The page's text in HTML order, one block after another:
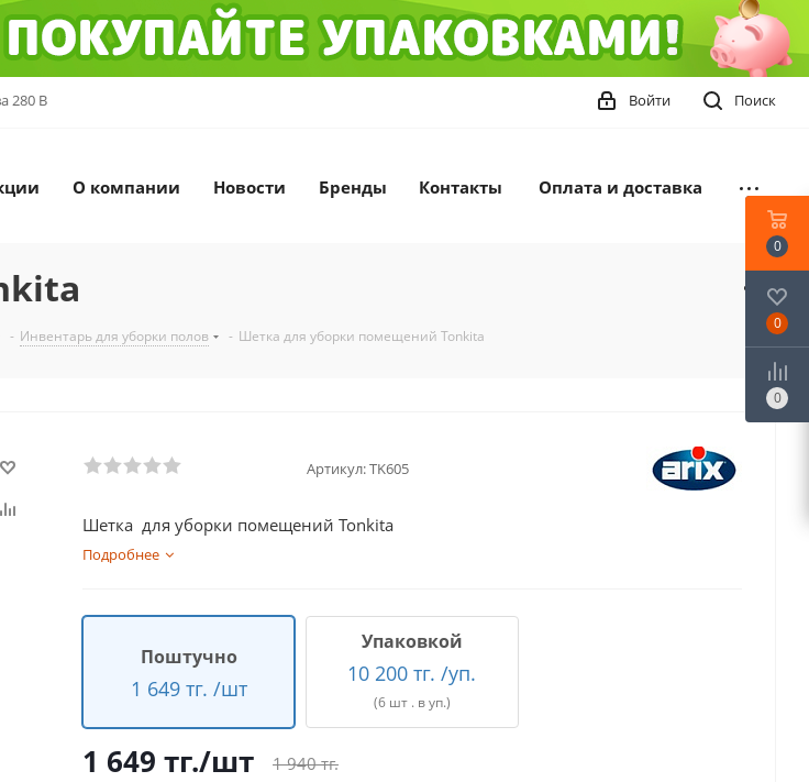
280 В Поиск
Войти
О компании Новости Бренды Контакты Оплата и доставка
- Инвентарь для уборки полов - Шетка для уборки помещений Tonkita
Артикул:TK605
Шетка для уборки помещений Tonkita
Подробнее
Поштучно
1 649 тг. /шт
Упаковкой
10 200 тг. /уп.
(6 шт . в уп.)
1 649 тг./шт 1 940тг.
0
0
0